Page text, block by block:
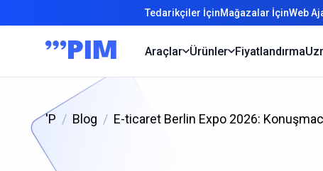
Tedarikçiler İçinMağazalar İçinWeb
Araçlar Ürünler Fiyatlandırma
'P Blog E-ticaret Berlin Expo 2026: